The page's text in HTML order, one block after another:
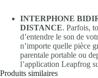
INTERPHONE
DISTANCE. Parfois,
d’entendre le son de
n’importe quelle pièce
parentale portable ou
l’application Leapfrog
Produits similaires